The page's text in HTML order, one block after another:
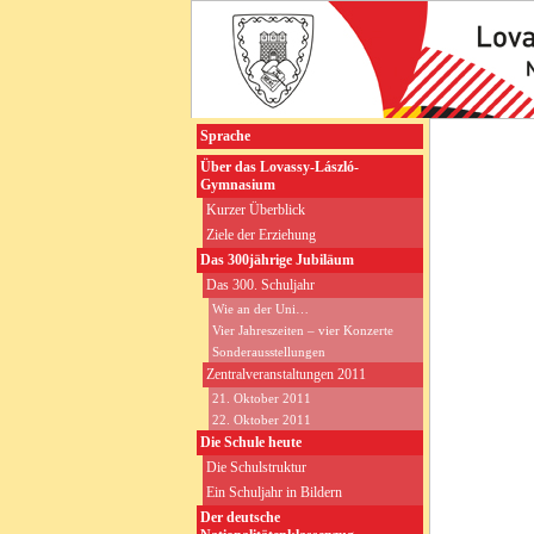
Sprache
Über das Lovassy-László-
Gymnasium
Kurzer Überblick
Ziele der Erziehung
Das 300jährige Jubiläum
Das 300. Schuljahr
Wie an der Uni…
Vier Jahreszeiten – vier Konzerte
Sonderausstellungen
Zentralveranstaltungen 2011
21. Oktober 2011
22. Oktober 2011
Die Schule heute
Die Schulstruktur
Ein Schuljahr in Bildern
Der deutsche